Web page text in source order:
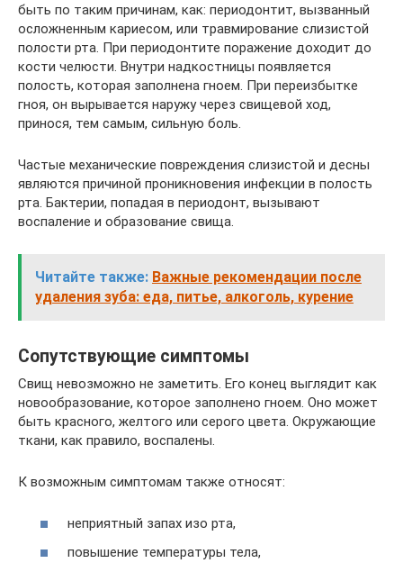
быть по таким причинам, как: периодонтит, вызванный
осложненным кариесом, или травмирование слизистой
полости рта. При периодонтите поражение доходит до
кости челюсти. Внутри надкостницы появляется
полость, которая заполнена гноем. При переизбытке
гноя, он вырывается наружу через свищевой ход,
принося, тем самым, сильную боль.
Частые механические повреждения слизистой и десны
являются причиной проникновения инфекции в полость
рта. Бактерии, попадая в периодонт, вызывают
воспаление и образование свища.
Читайте также: Важные рекомендации после
удаления зуба: еда, питье, алкоголь, курение
Сопутствующие симптомы
Свищ невозможно не заметить. Его конец выглядит как
новообразование, которое заполнено гноем. Оно может
быть красного, желтого или серого цвета. Окружающие
ткани, как правило, воспалены.
К возможным симптомам также относят:
неприятный запах изо рта,
повышение температуры тела,